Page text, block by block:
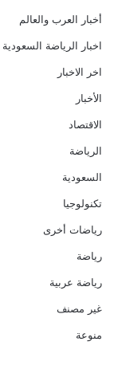
أخبار العرب والعالم
اخبار الرياضة السعودية
اخر الاخبار
الأخبار
الاقتصاد
الرياضة
السعودية
تكنولوجيا
رياضات أخرى
رياضة
رياضة عربية
غير مصنف
منوعة